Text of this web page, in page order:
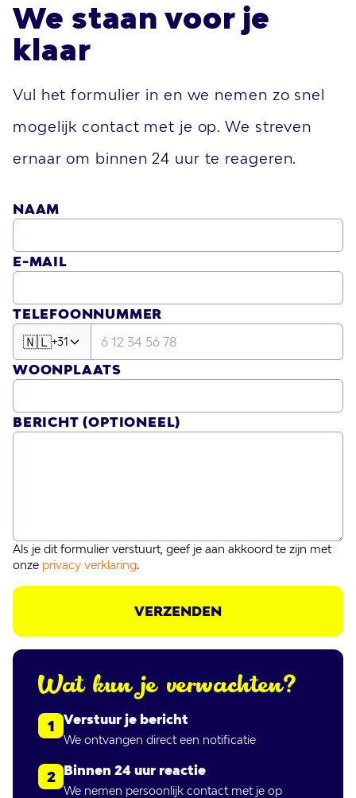
We staan voor je
klaar
Vul het formulier in en we nemen zo snel
mogelijk contact met je op. We streven
ernaar om binnen 24 uur te reageren.
NAAM
E-MAIL
TELEFOONNUMMER
🇳🇱+31
WOONPLAATS
BERICHT (OPTIONEEL)
Als je dit formulier verstuurt, geef je aan akkoord te zijn met
onze privacy verklaring.
VERZENDEN
Wat kun je verwachten?
1 Verstuur je bericht
We ontvangen direct een notificatie
2 Binnen 24 uur reactie
We nemen persoonlijk contact met je op